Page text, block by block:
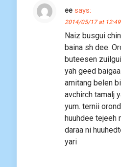
ee says:
2014/05/17 at 12:49
Naiz busgui
baina sh dee.
buteesen
yah geed
amitang belen
avchirch tamalj
yum. ternii
huuhdee tejeeh
daraa ni
yari